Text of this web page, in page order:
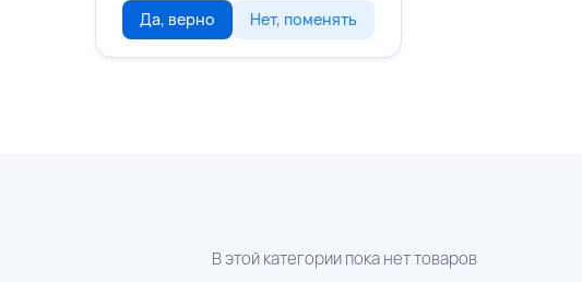
Да, верно Нет, поменять
В этой категории пока нет товаров